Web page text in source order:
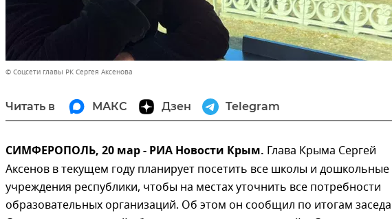
© Соцсети главы РК Сергея Аксенова
Читать в МАКС Дзен Telegram
СИМФЕРОПОЛЬ, 20 мар - РИА Новости Крым. Глава Крыма Сергей
Аксенов в текущем году планирует посетить все школы и дошкольные
учреждения республики, чтобы на местах уточнить все потребности
образовательных организаций. Об этом он сообщил по итогам